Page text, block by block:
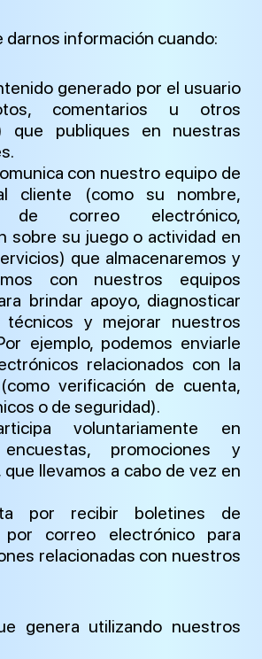
darnos información cuando:
generado por el usuario
comentarios u otros
que publiques en nuestras
con nuestro equipo de
cliente (como su nombre,
de correo electrónico,
sobre su juego o actividad en
que almacenaremos y
con nuestros equipos
brindar apoyo, diagnosticar
técnicos y mejorar nuestros
ejemplo, podemos enviarle
relacionados con la
verificación de cuenta,
o de seguridad).
voluntariamente en
promociones y
llevamos a cabo de vez en
por recibir boletines de
por correo electrónico para
relacionadas con nuestros
genera utilizando nuestros